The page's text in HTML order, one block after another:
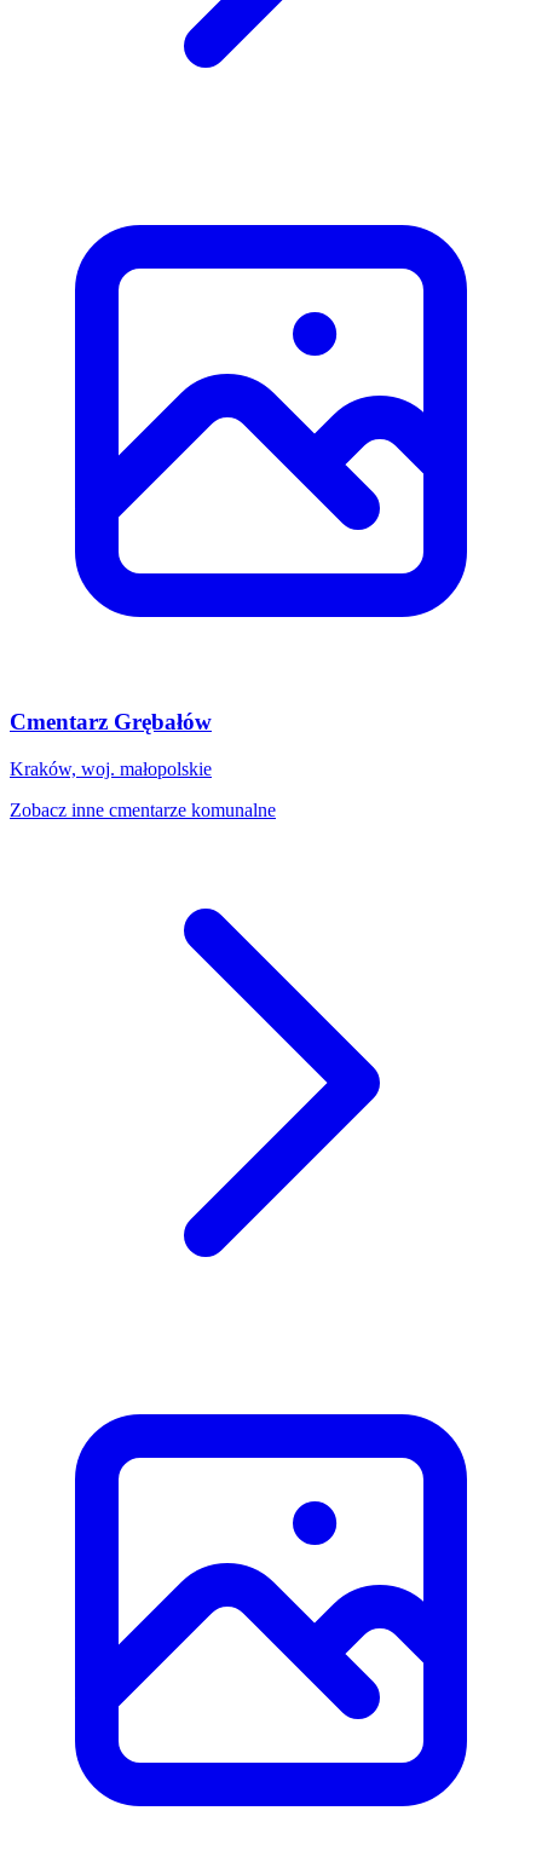
Cmentarz Grębałów
Kraków, woj. małopolskie
Zobacz inne cmentarze komunalne